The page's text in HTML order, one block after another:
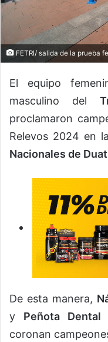
FETRI/ salida de la prueba
El equipo
masculino del
proclamaron
Relevos 2024 en
Nacionales de
De esta manera,
y Peñota Dental
coronan